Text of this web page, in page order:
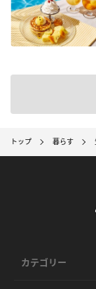
トップ 暮らす
カテゴリー